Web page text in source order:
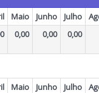
Maio Junho Julho
0,00 0,00 0,00
Maio Junho Julho